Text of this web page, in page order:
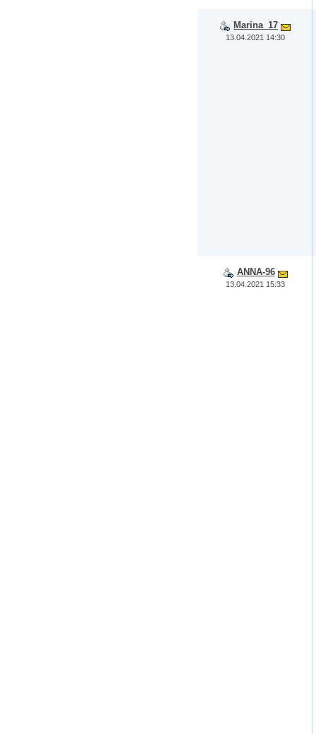
Marina_17
13.04.2021 14:30
ANNA-96
13.04.2021 15:33